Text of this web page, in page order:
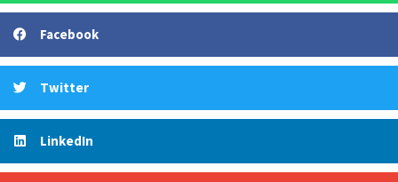
Facebook
Twitter
LinkedIn